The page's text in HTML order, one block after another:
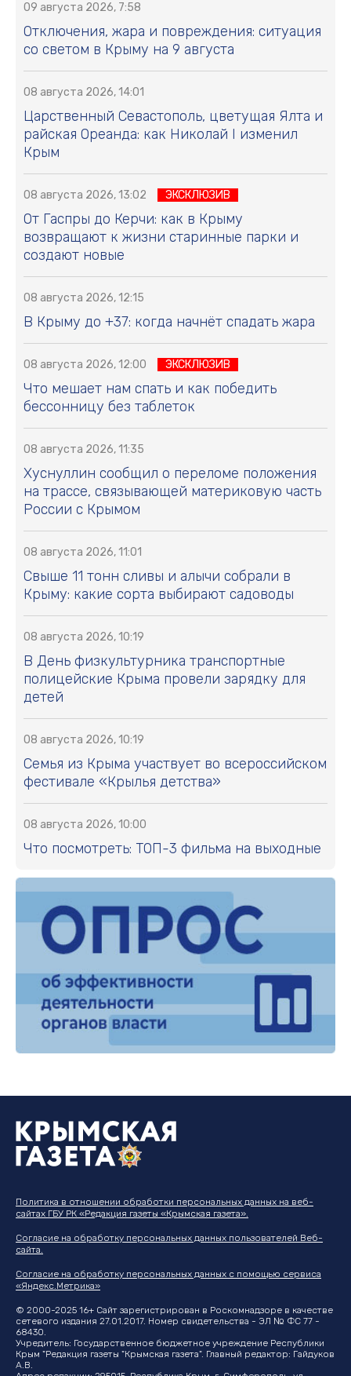
09 августа 2026, 7:58
Отключения, жара и повреждения: ситуация
со светом в Крыму на 9 августа
08 августа 2026, 14:01
Царственный Севастополь, цветущая Ялта и
райская Ореанда: как Николай I изменил
Крым
08 августа 2026, 13:02 ЭКСКЛЮЗИВ
От Гаспры до Керчи: как в Крыму
возвращают к жизни старинные парки и
создают новые
08 августа 2026, 12:15
В Крыму до +37: когда начнёт спадать жара
08 августа 2026, 12:00 ЭКСКЛЮЗИВ
Что мешает нам спать и как победить
бессонницу без таблеток
08 августа 2026, 11:35
Хуснуллин сообщил о переломе положения
на трассе, связывающей материковую часть
России с Крымом
08 августа 2026, 11:01
Свыше 11 тонн сливы и алычи собрали в
Крыму: какие сорта выбирают садоводы
08 августа 2026, 10:19
В День физкультурника транспортные
полицейские Крыма провели зарядку для
детей
08 августа 2026, 10:19
Семья из Крыма участвует во всероссийском
фестивале «Крылья детства»
08 августа 2026, 10:00
Что посмотреть: ТОП-3 фильма на выходные
Политика в отношении обработки персональных данных на веб-
сайтах ГБУ РК «Редакция газеты «Крымская газета».
Согласие на обработку персональных данных пользователей Веб-
сайта.
Согласие на обработку персональных данных с помощью сервиса
«Яндекс.Метрика»
© 2000-2025 16+ Сайт зарегистрирован в Роскомнадзоре в качестве
сетевого издания 27.01.2017. Номер свидетельства - ЭЛ № ФС 77 -
68430.
Учредитель: Государственное бюджетное учреждение Республики
Крым "Редакция газеты "Крымская газета". Главный редактор: Гайдуков
А.В.